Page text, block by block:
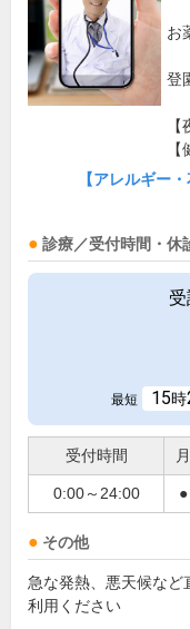
お
登
【アレルギー
診療／受付時間・休
最短 15時
受付時間 月
0:00～24:00 ●
その他
急な発熱、悪天候など
利用ください